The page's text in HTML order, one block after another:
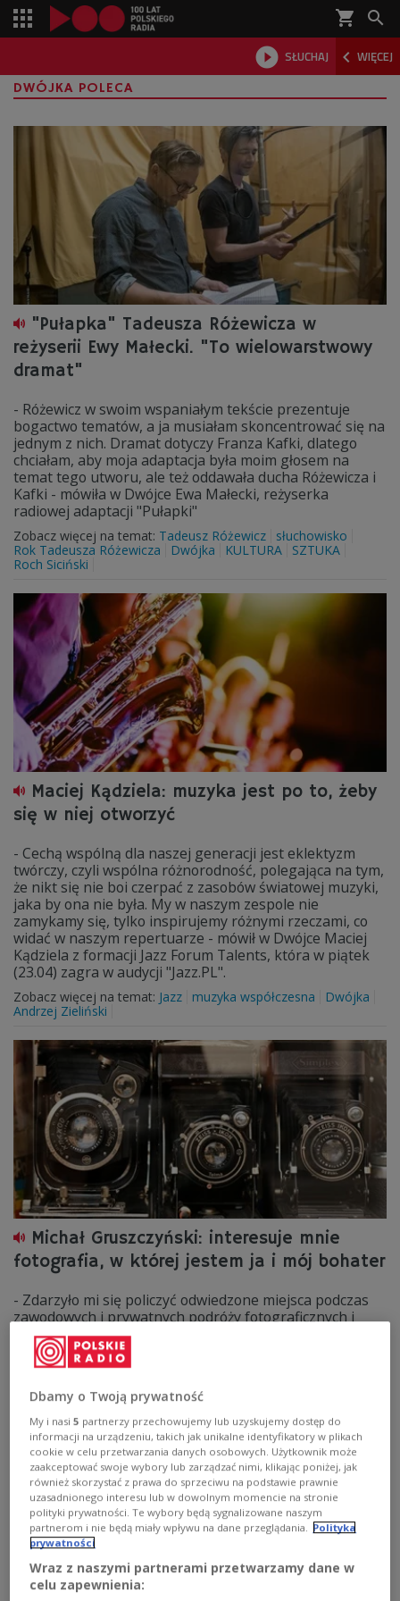
shopping_cart 
 SŁUCHAJ  WIĘCEJ

DWÓJKA POLECA
"Pułapka" Tadeusza Różewicza w
reżyserii Ewy Małecki. "To wielowarstwowy
dramat"
- Różewicz w swoim wspaniałym tekście prezentuje
bogactwo tematów, a ja musiałam skoncentrować się na
jednym z nich. Dramat dotyczy Franza Kafki, dlatego
chciałam, aby moja adaptacja była moim głosem na
temat tego utworu, ale też oddawała ducha Różewicza i
Kafki - mówiła w Dwójce Ewa Małecki, reżyserka
radiowej adaptacji "Pułapki"
Zobacz więcej na temat: Tadeusz Różewicz
słuchowisko
Rok Tadeusza Różewicza
Dwójka KULTURA
SZTUKA
Roch Siciński
Maciej Kądziela: muzyka jest po to, żeby
się w niej otworzyć
- Cechą wspólną dla naszej generacji jest eklektyzm
twórczy, czyli wspólna różnorodność, polegająca na tym,
że nikt się nie boi czerpać z zasobów światowej muzyki,
jaka by ona nie była. My w naszym zespole nie
zamykamy się, tylko inspirujemy różnymi rzeczami, co
widać w naszym repertuarze - mówił w Dwójce Maciej
Kądziela z formacji Jazz Forum Talents, która w piątek
(23.04) zagra w audycji "Jazz.PL".
Zobacz więcej na temat: Jazz muzyka współczesna
Dwójka
Andrzej Zieliński
Michał Gruszczyński: interesuje mnie
fotografia, w której jestem ja i mój bohater
- Zdarzyło mi się policzyć odwiedzone miejsca podczas
zawodowych i prywatnych podróży fotograficznych i
przekroczyłem liczbę 50. Do niektórych miejsc
powracam kilkukrotnie, jak do Kirgizji – to była jedna z
ciekawszych podróży. Zrobiłem tam pierwsze poważne i
Dwójce fotograf Michał Gruszczyński.
Zobacz więcej na temat:zdjęcia Dwójka Paweł Siwek
fotografia
podróże STYL ŻYCIA
Dbamy o Twoją prywatność
My i nasi5 partnerzy przechowujemy lub uzyskujemy dostęp do
informacji na urządzeniu, takich jak unikalne identyfikatory w plikach
cookie w celu przetwarzania danych osobowych. Użytkownik może
zaakceptować swoje wybory lub zarządzać nimi, klikając poniżej, jak
również skorzystać z prawa do sprzeciwu na podstawie prawnie
uzasadnionego interesu lub w dowolnym momencie na stronie
polityki prywatności. Te wybory będą sygnalizowane naszym
partnerom i nie będą miały wpływu na dane przeglądania.
Polityka
prywatności
Wraz z naszymi partnerami przetwarzamy dane w
celu zapewnienia: